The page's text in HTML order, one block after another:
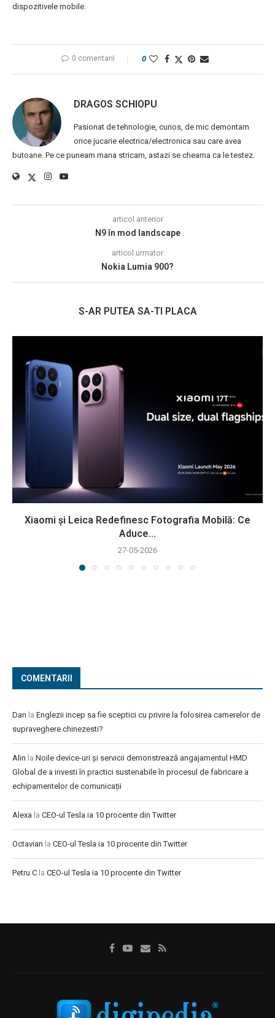
dispozitivele mobile.
0 comentarii 0
DRAGOS SCHIOPU
Pasionat de tehnologie, curios, de mic demontam
orice jucarie electrica/electronica sau care avea
butoane. Pe ce puneam mana stricam, astazi se cheama ca le testez.
articol anterior
N9 în mod landscape
articol urmator
Nokia Lumia 900?
S-AR PUTEA SA-TI PLACA
Xiaomi și Leica Redefinesc Fotografia Mobilă: Ce
Aduce...
27-05-2026
COMENTARII
Dan la Englezii incep sa fie sceptici cu privire la folosirea camerelor de
supraveghere chinezesti?
Alin la Noile device-uri și servicii demonstrează angajamentul HMD
Global de a investi în practici sustenabile în procesul de fabricare a
echipamentelor de comunicații
Alexa la CEO-ul Tesla ia 10 procente din Twitter
Octavian la CEO-ul Tesla ia 10 procente din Twitter
Petru C la CEO-ul Tesla ia 10 procente din Twitter